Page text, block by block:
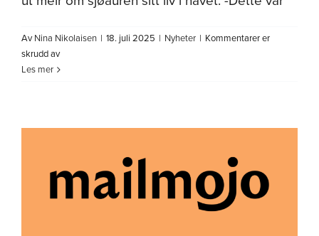
AvNina Nikolaisen | 18. juli 2025 | Nyheter | Kommentarer er
skrudd avfor
Frå
på
Les mer